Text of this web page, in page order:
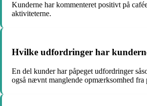
Kunderne har kommenteret positivt på
aktiviteterne.
Hvilke udfordringer har
En del kunder har påpeget udfordringer
også nævnt manglende opmærksomhed fra